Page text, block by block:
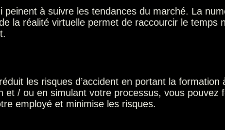
à suivre les tendances du marché. La
la réalité virtuelle permet de raccourcir le
les risques d’accident en portant la
/ ou en simulant votre processus, vous pouvez
employé et minimise les risques.